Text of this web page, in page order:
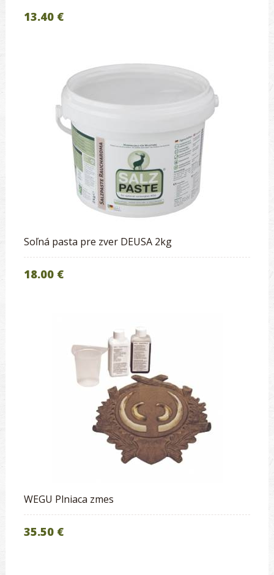
13.40 €
Soľná pasta pre zver DEUSA 2kg
18.00 €
WEGU Plniaca zmes
35.50 €